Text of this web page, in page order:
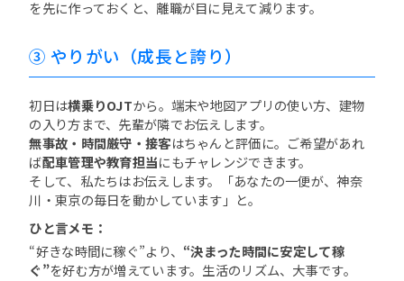
を先に作っておくと、離職が目に見えて減ります。
③ やりがい（成長と誇り）
初日は横乗りOJTから。端末や地図アプリの使い方、建物
の入り方まで、先輩が隣でお伝えします。
無事故・時間厳守・接客はちゃんと評価に。ご希望があれ
ば配車管理や教育担当にもチャレンジできます。
そして、私たちはお伝えします。「あなたの一便が、神奈
川・東京の毎日を動かしています」と。
ひと言メモ：
“好きな時間に稼ぐ”より、 “決まった時間に安定して稼
ぐ”を好む方が増えています。生活のリズム、大事です。